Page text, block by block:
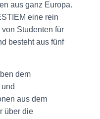
aus ganz Europa.
eine rein
Studenten für
besteht aus fünf
dem
aus dem
über die